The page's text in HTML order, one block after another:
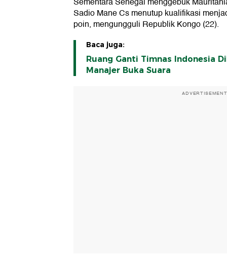
Sadio Mane Cs menutup kualifikasi
poin, mengungguli Republik Kongo (22).
Baca juga:
Ruang Ganti Timnas Indonesia
Manajer Buka Suara
ADVERTISEMENT